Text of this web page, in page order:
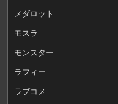
メダロット
モスラ
モンスター
ラフィー
ラブコメ